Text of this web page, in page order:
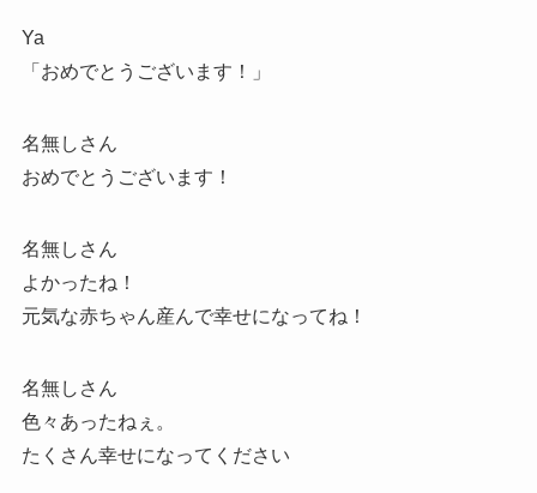
Ya
「おめでとうございます！」
名無しさん
おめでとうございます！
名無しさん
よかったね！
元気な赤ちゃん産んで幸せになってね！
名無しさん
色々あったねぇ。
たくさん幸せになってください